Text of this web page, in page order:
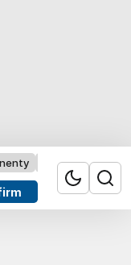
Przemysł 4.0